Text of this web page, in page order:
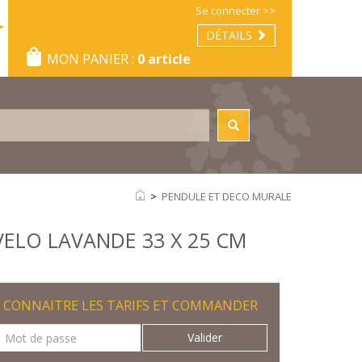
Se connecter >>
DÉTAILS
MON PANIER : 0 article
> PENDULE ET DECO MURALE
LAVANDE 33 X 25 CM
LES TARIFS ET COMMANDER
Valider